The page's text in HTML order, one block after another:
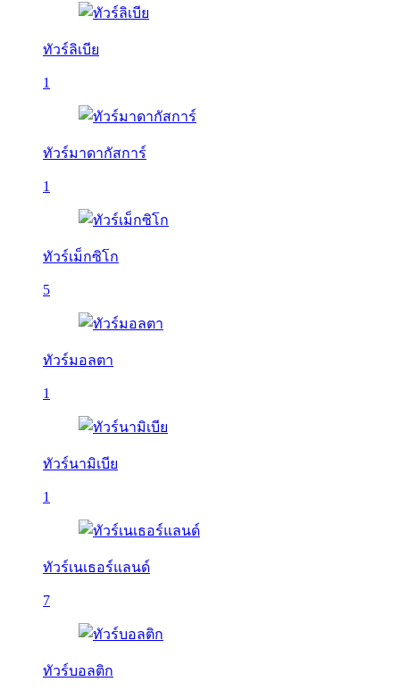
ทัวร์ลิเบีย
1
ทัวร์มาดากัสการ์
1
ทัวร์เม็กซิโก
5
ทัวร์มอลตา
1
ทัวร์นามิเบีย
1
ทัวร์เนเธอร์แลนด์
7
ทัวร์บอลติก